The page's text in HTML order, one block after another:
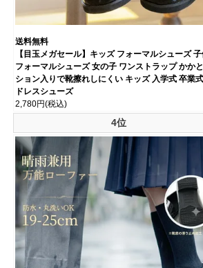
送料無料
【目玉メガセール】キッズ フォーマルシューズ
フォーマルシューズ 女の子 ワンストラップ かか
ション入りで靴擦れしにくい キッズ 入学式 卒業
ドレスシューズ
2,780円(税込)
4位